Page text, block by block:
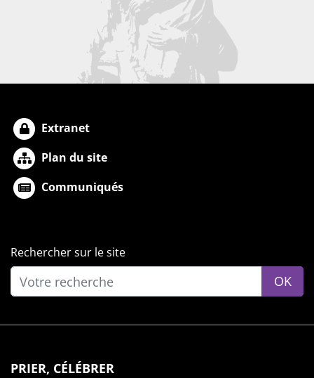
Extranet
Plan du site
Communiqués
Rechercher sur le site
OK
PRIER, CÉLÉBRER